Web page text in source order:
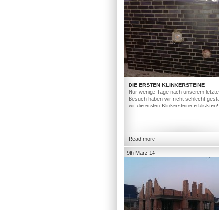
DIE ERSTEN KLINKERSTEINE
Nur wenige Tage nach unserem
Besuch haben wir nicht schlecht
wir die ersten Klinkersteine
Read more
9th März 14